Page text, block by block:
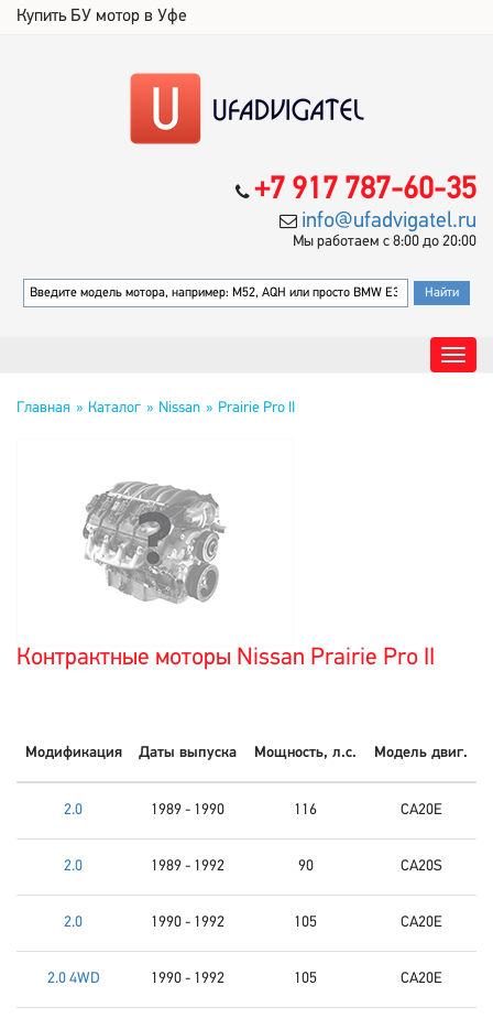
Купить БУ мотор в Уфе
+7 917 787-60-35
info@ufadvigatel.ru
Мы работаем с 8:00 до 20:00
Главная Каталог Nissan Prairie Pro II
Контрактные моторы Nissan Prairie Pro II
Модификация Даты выпуска Мощность, л.с. Модель двиг.
2.0 1989 - 1990 116 CA20E
2.0 1989 - 1992 90 CA20S
2.0 1990 - 1992 105 CA20E
2.0 4WD 1990 - 1992 105 CA20E